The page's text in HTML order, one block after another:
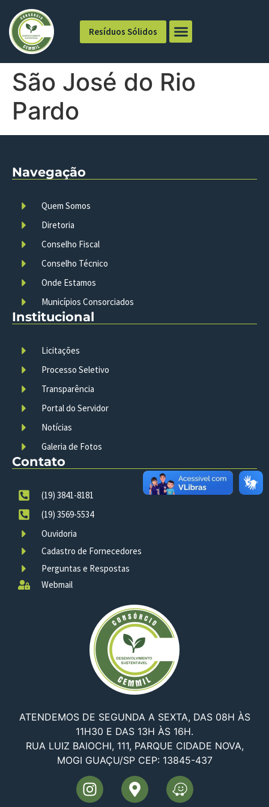
Resíduos Sólidos
São José do Rio
Pardo
ATENDEMOS DE SEGUNDA A SEXTA, DAS 08H ÀS
11H30 E DAS 13H ÀS 16H.
RUA LUIZ BAIOCHI, 111, PARQUE CIDADE NOVA,
MOGI GUAÇU/SP CEP: 13845-437
Navegação
Quem Somos
Diretoria
Conselho Fiscal
Conselho Técnico
Onde Estamos
Municípios Consorciados
Institucional
Licitações
Processo Seletivo
Transparência
Portal do Servidor
Notícias
Galeria de Fotos
Contato
(19) 3841-8181
(19) 3569-5534
Ouvidoria
Cadastro de Fornecedores
Perguntas e Respostas
Webmail